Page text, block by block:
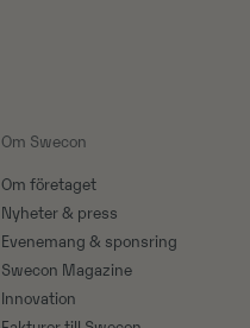
Om Swecon
Om företaget
Nyheter & press
Evenemang & sponsring
Swecon Magazine
Innovation